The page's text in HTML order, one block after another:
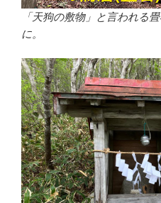
「天狗の敷物」と言われる
に。